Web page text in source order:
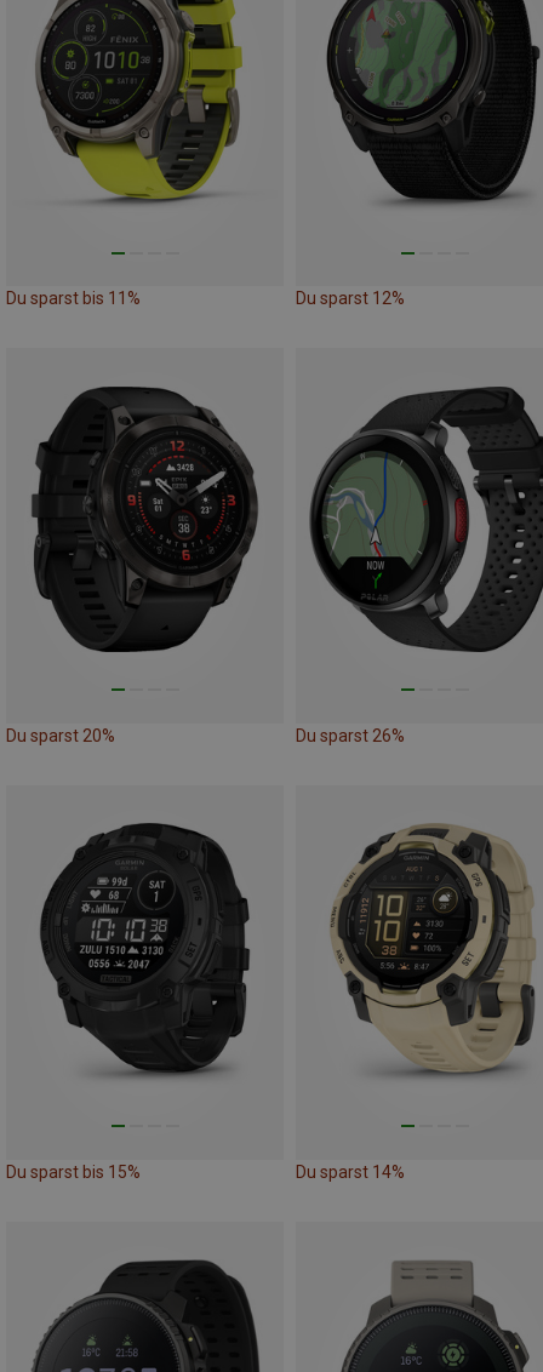
Du sparst bis 11% Du sparst 12%
Du sparst 20% Du sparst 26%
Du sparst bis 15% Du sparst 14%